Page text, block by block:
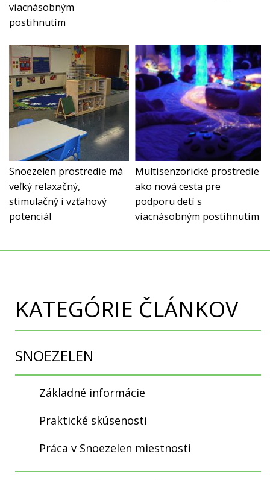
viacnásobným
postihnutím
Snoezelen prostredie má
veľký relaxačný,
stimulačný i vzťahový
potenciál
Multisenzorické prostredie
ako nová cesta pre
podporu detí s
viacnásobným postihnutím
KATEGÓRIE ČLÁNKOV
SNOEZELEN
Základné informácie
Praktické skúsenosti
Práca v Snoezelen miestnosti